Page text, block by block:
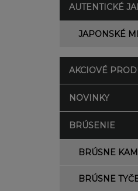
AUTENTICKÉ
JAPONSKÉ
AKCIOVÉ
NOVINKY
BRÚSENIE
BRÚSNE
BRÚSNE